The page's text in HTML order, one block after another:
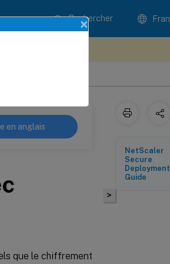
Rechercher
en anglais
que le chiffrement
>
NetScaler
Secure
Deployment
Guide
×